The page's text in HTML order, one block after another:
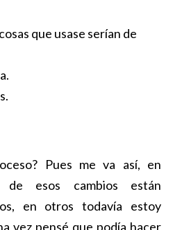
que usase serían de
Pues me va así, en
de esos cambios están
en otros todavía estoy
vez pensé que podía hacer